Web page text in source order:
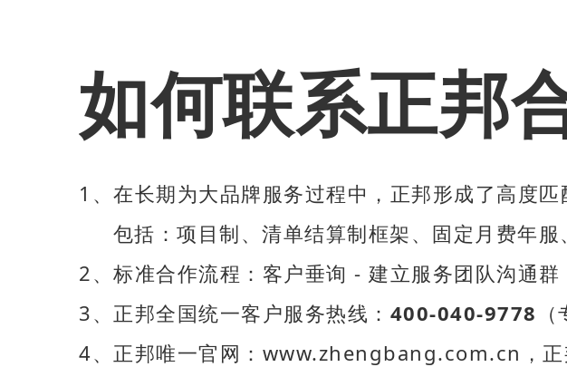
如何联系正邦
1、在长期为大品牌服务过程中，正邦形成了高度
包括：项目制、清单结算制框架、固定月费年服
2、标准合作流程：客户垂询 - 建立服务团队沟通
3、正邦全国统一客户服务热线： 400-040-9778
4、正邦唯一官网：www.zhengbang.com.cn，正